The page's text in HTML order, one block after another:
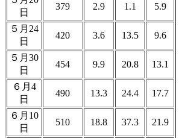
日
379 2.9 1.1 5.9
５月24
日
420 3.6 13.5 9.6
５月30
日
454 9.9 20.8 13.1
６月4
日
490 13.3 24.4 17.7
６月10
日
510 18.8 37.3 21.9